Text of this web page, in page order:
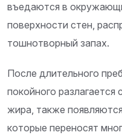
въедаются в
поверхности стен,
тошнотворный запах.
После длительного
покойного разлагается
жира, также
которые переносят